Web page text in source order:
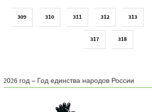
309 310 311 312 313
317 318
2026 год – Год единства народов России